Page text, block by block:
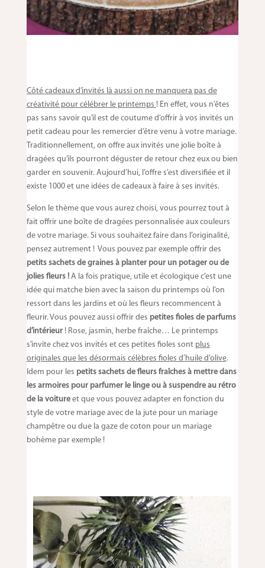
Côté cadeaux d’invités là aussi on ne manquera pas de
créativité pour célébrer le printemps ! En effet, vous n’êtes
pas sans savoir qu’il est de coutume d’offrir à vos invités un
petit cadeau pour les remercier d’être venu à votre mariage.
Traditionnellement, on offre aux invités une jolie boîte à
dragées qu’ils pourront déguster de retour chez eux ou bien
garder en souvenir. Aujourd’hui, l’offre s’est diversifiée et il
existe 1000 et une idées de cadeaux à faire à ses invités.
Selon le thème que vous aurez choisi, vous pourrez tout à
fait offrir une boîte de dragées personnalisée aux couleurs
de votre mariage. Si vous souhaitez faire dans l’originalité,
pensez autrement ! Vous pouvez par exemple offrir des
petits sachets de graines à planter pour un potager ou de
jolies fleurs !A la fois pratique, utile et écologique c’est une
idée qui matche bien avec la saison du printemps où l’on
ressort dans les jardins et où les fleurs recommencent à
fleurir. Vous pouvez aussi offrir des petites fioles de parfums
d’intérieur! Rose, jasmin, herbe fraîche… Le printemps
s’invite chez vos invités et ces petites fioles sont plus
originales que les désormais célèbres fioles d’huile d’olive.
Idem pour les petits sachets de fleurs fraîches à mettre dans
les armoires pour parfumer le linge ou à suspendre au rétro
de la voitureet que vous pouvez adapter en fonction du
style de votre mariage avec de la jute pour un mariage
champêtre ou due la gaze de coton pour un mariage
bohème par exemple !